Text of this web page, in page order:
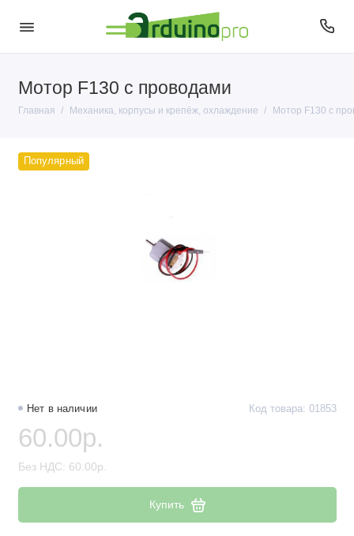
Мотор F130 с проводами
Главная Механика, корпусы и крепёж, охлаждение Мотор F130 с
Охлаждение
Популярный
Нет в наличии Код товара: 01853
60.00р.
Без НДС: 60.00р.
Купить